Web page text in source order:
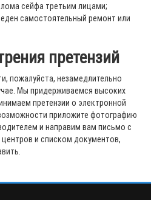
сейфа третьим лицами;
самостоятельный ремонт или
претензий
пожалуйста, незамедлительно
Мы придерживаемся высоких
претензии о электронной
приложите фотографию
и направим вам письмо с
и списком документов,